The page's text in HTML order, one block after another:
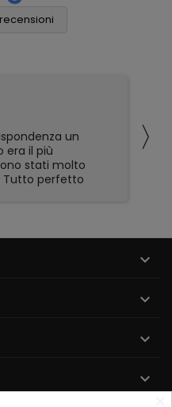
durante e dopo la
eccellenti. Grazie
〉



